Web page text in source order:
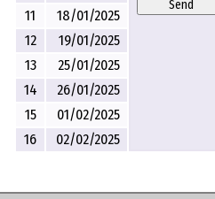
Send
11
18/01/2025
12
19/01/2025
13
25/01/2025
14
26/01/2025
15
01/02/2025
16
02/02/2025